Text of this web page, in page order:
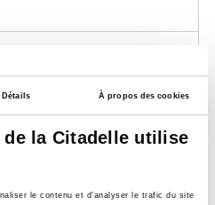
Détails À propos des cookies
la Citadelle utilise
le contenu et d’analyser le trafic du site